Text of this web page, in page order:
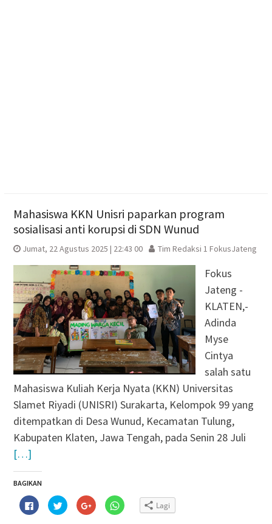
Mahasiswa KKN Unisri paparkan program
sosialisasi anti korupsi di SDN Wunud
Jumat, 22 Agustus 2025 | 22:43 00 Tim Redaksi 1 FokusJateng
Fokus
Jateng -
KLATEN,-
Adinda
Myse
Cintya
salah satu
Mahasiswa Kuliah Kerja Nyata (KKN) Universitas
Slamet Riyadi (UNISRI) Surakarta, Kelompok 99 yang
ditempatkan di Desa Wunud, Kecamatan Tulung,
Kabupaten Klaten, Jawa Tengah, pada Senin 28 Juli
[…]
BAGIKAN
Klik
untuk
membagikan
Klik
untuk
berbagi
Klik
untuk
berbagi
Klik
untuk Lagi